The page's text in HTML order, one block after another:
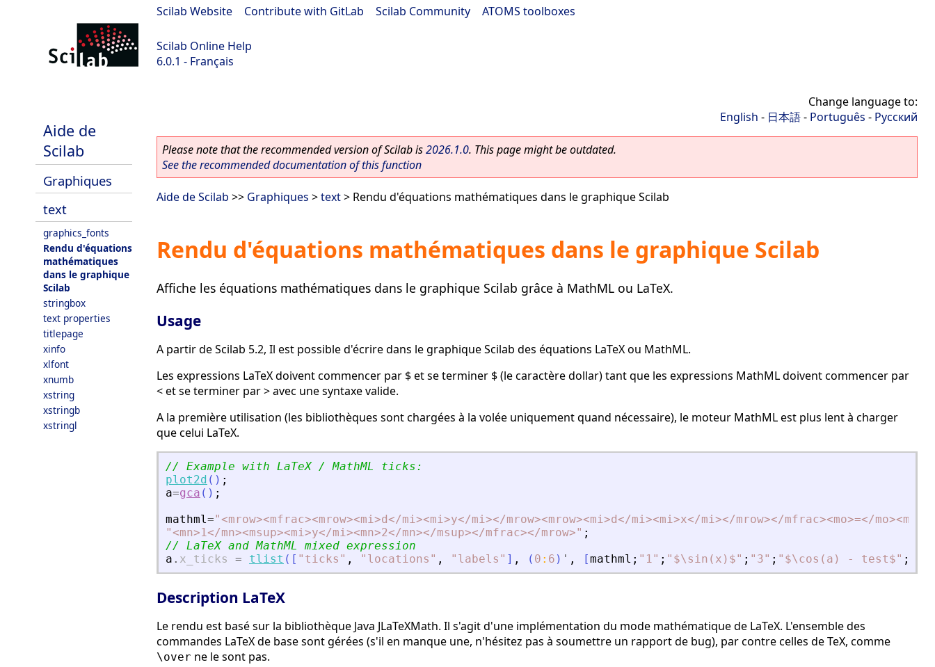
Scilab Website Contribute with GitLab Scilab Community ATOMS toolboxes
Scilab Online Help
6.0.1 - Français
Aide de
Scilab
Graphiques
text
graphics_fonts
Rendu d'équations
mathématiques
dans le graphique
Scilab
stringbox
text properties
titlepage
xinfo
xlfont
xnumb
xstring
xstringb
xstringl
Change language to:
English - 日本語- Português - Русский
Please note that the recommended version of Scilab is2026.1.0. This page might be outdated.
See the recommended documentation of this function
Aide de Scilab >> Graphiques >text> Rendu d'équations mathématiques dans le graphique Scilab
Rendu d'équations mathématiques dans le graphique Scilab
Affiche les équations mathématiques dans le graphique Scilab grâce à MathML ou LaTeX.
Usage
A partir de Scilab 5.2, Il est possible d'écrire dans le graphique Scilab des équations LaTeX ou MathML.
Les expressions LaTeX doivent commencer par $ et se terminer $ (le caractère dollar) tant que les expressions MathML doivent commencer par
< et se terminer par > avec une syntaxe valide.
A la première utilisation (les bibliothèques sont chargées à la volée uniquement quand nécessaire), le moteur MathML est plus lent à charger
que celui LaTeX.
// Example with LaTeX / MathML ticks:
plot2d ( ) ;
a=gca ( ) ;
mathml ="<mrow><mfrac><mrow><mi >d</mi ><mi >y</mi ></mrow><mrow><mi >d</mi ><mi >x</mi ></mrow></mfrac><mo>=</mo><
"<mn>1 </mn><msup><mi >y</mi ><mn>2</mn></msup></mfrac></mrow>" ;
// LaTeX and MathML mixed expression
a . x_ticks = tlist ( [ " ticks " , " locations " , " labels " ] , ( 0 : 6 ) ' , [mathml ; " 1 " ; " $\sin(x)$" ; " 3" ; " $\cos(a) - test$" ;
Description LaTeX
Le rendu est basé sur la bibliothèque Java JLaTeXMath. Il s'agit d'une implémentation du mode mathématique de LaTeX. L'ensemble des
commandes LaTeX de base sont gérées (s'il en manque une, n'hésitez pas à soumettre un rapport de bug), par contre celles de TeX, comme
\over ne le sont pas.